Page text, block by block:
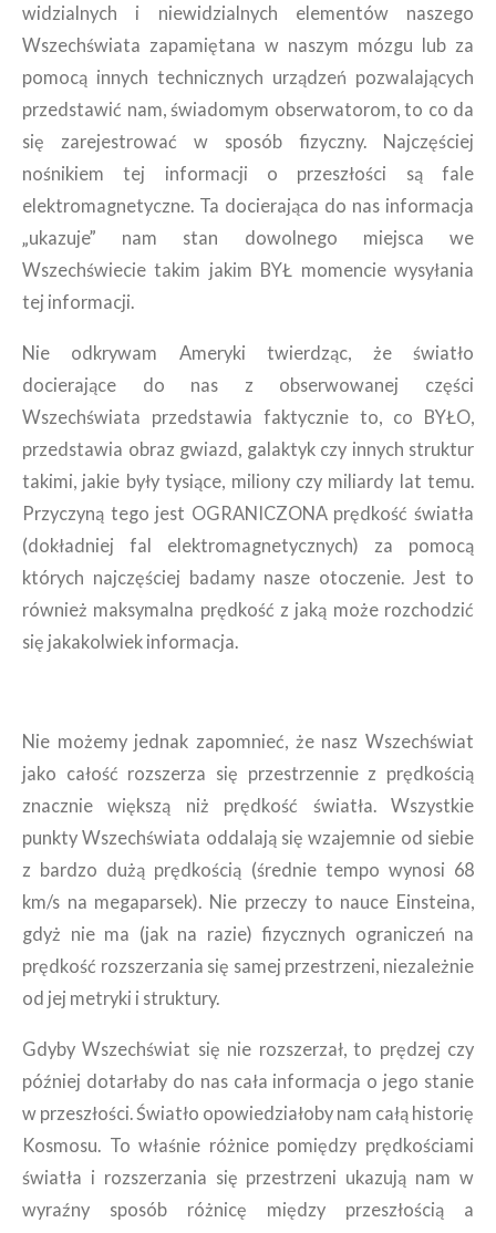
widzialnych i niewidzialnych elementów naszego
Wszechświata zapamiętana w naszym mózgu lub za
pomocą innych technicznych urządzeń pozwalających
przedstawić nam, świadomym obserwatorom, to co da
się zarejestrować w sposób fizyczny. Najczęściej
nośnikiem tej informacji o przeszłości są fale
elektromagnetyczne. Ta docierająca do nas informacja
„ukazuje” nam stan dowolnego miejsca we
Wszechświecie takim jakim BYŁ momencie wysyłania
tej informacji.
Nie odkrywam Ameryki twierdząc, że światło
docierające do nas z obserwowanej części
Wszechświata przedstawia faktycznie to, co BYŁO,
przedstawia obraz gwiazd, galaktyk czy innych struktur
takimi, jakie były tysiące, miliony czy miliardy lat temu.
Przyczyną tego jest OGRANICZONA prędkość światła
(dokładniej fal elektromagnetycznych) za pomocą
których najczęściej badamy nasze otoczenie. Jest to
również maksymalna prędkość z jaką może rozchodzić
się jakakolwiek informacja.
Nie możemy jednak zapomnieć, że nasz Wszechświat
jako całość rozszerza się przestrzennie z prędkością
znacznie większą niż prędkość światła. Wszystkie
punkty Wszechświata oddalają się wzajemnie od siebie
z bardzo dużą prędkością (średnie tempo wynosi 68
km/s na megaparsek). Nie przeczy to nauce Einsteina,
gdyż nie ma (jak na razie) fizycznych ograniczeń na
prędkość rozszerzania się samej przestrzeni, niezależnie
od jej metryki i struktury.
Gdyby Wszechświat się nie rozszerzał, to prędzej czy
później dotarłaby do nas cała informacja o jego stanie
w przeszłości. Światło opowiedziałoby nam całą historię
Kosmosu. To właśnie różnice pomiędzy prędkościami
światła i rozszerzania się przestrzeni ukazują nam w
wyraźny sposób różnicę między przeszłością a